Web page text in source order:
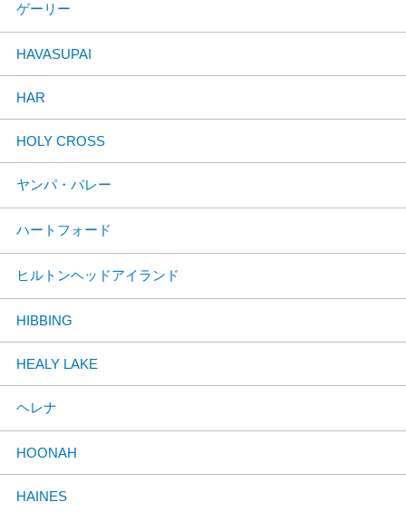
ゲーリー
HAVASUPAI
HAR
HOLY CROSS
ヤンパ・バレー
ハートフォード
ヒルトンヘッドアイランド
HIBBING
HEALY LAKE
ヘレナ
HOONAH
HAINES